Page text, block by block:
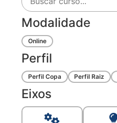
Modalidade
Online
Perfil
Perfil Copa Perfil Raiz
Eixos